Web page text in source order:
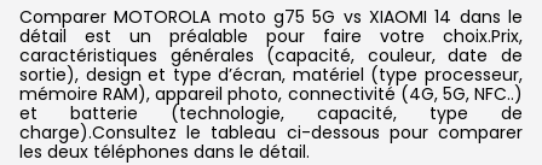
Comparer MOTOROLA moto g75 5G vs XIAOMI 14 dans le
détail est un préalable pour faire votre choix.Prix,
caractéristiques générales (capacité, couleur, date de
sortie), design et type d’écran, matériel (type processeur,
mémoire RAM), appareil photo, connectivité (4G, 5G, NFC..)
et batterie (technologie, capacité, type de
charge).Consultez le tableau ci-dessous pour comparer
les deux téléphones dans le détail.